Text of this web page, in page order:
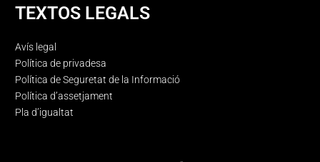
TEXTOS LEGALS
Avís legal
Política de privadesa
Política de Seguretat de la Informació
Política d’assetjament
Pla d’igualtat